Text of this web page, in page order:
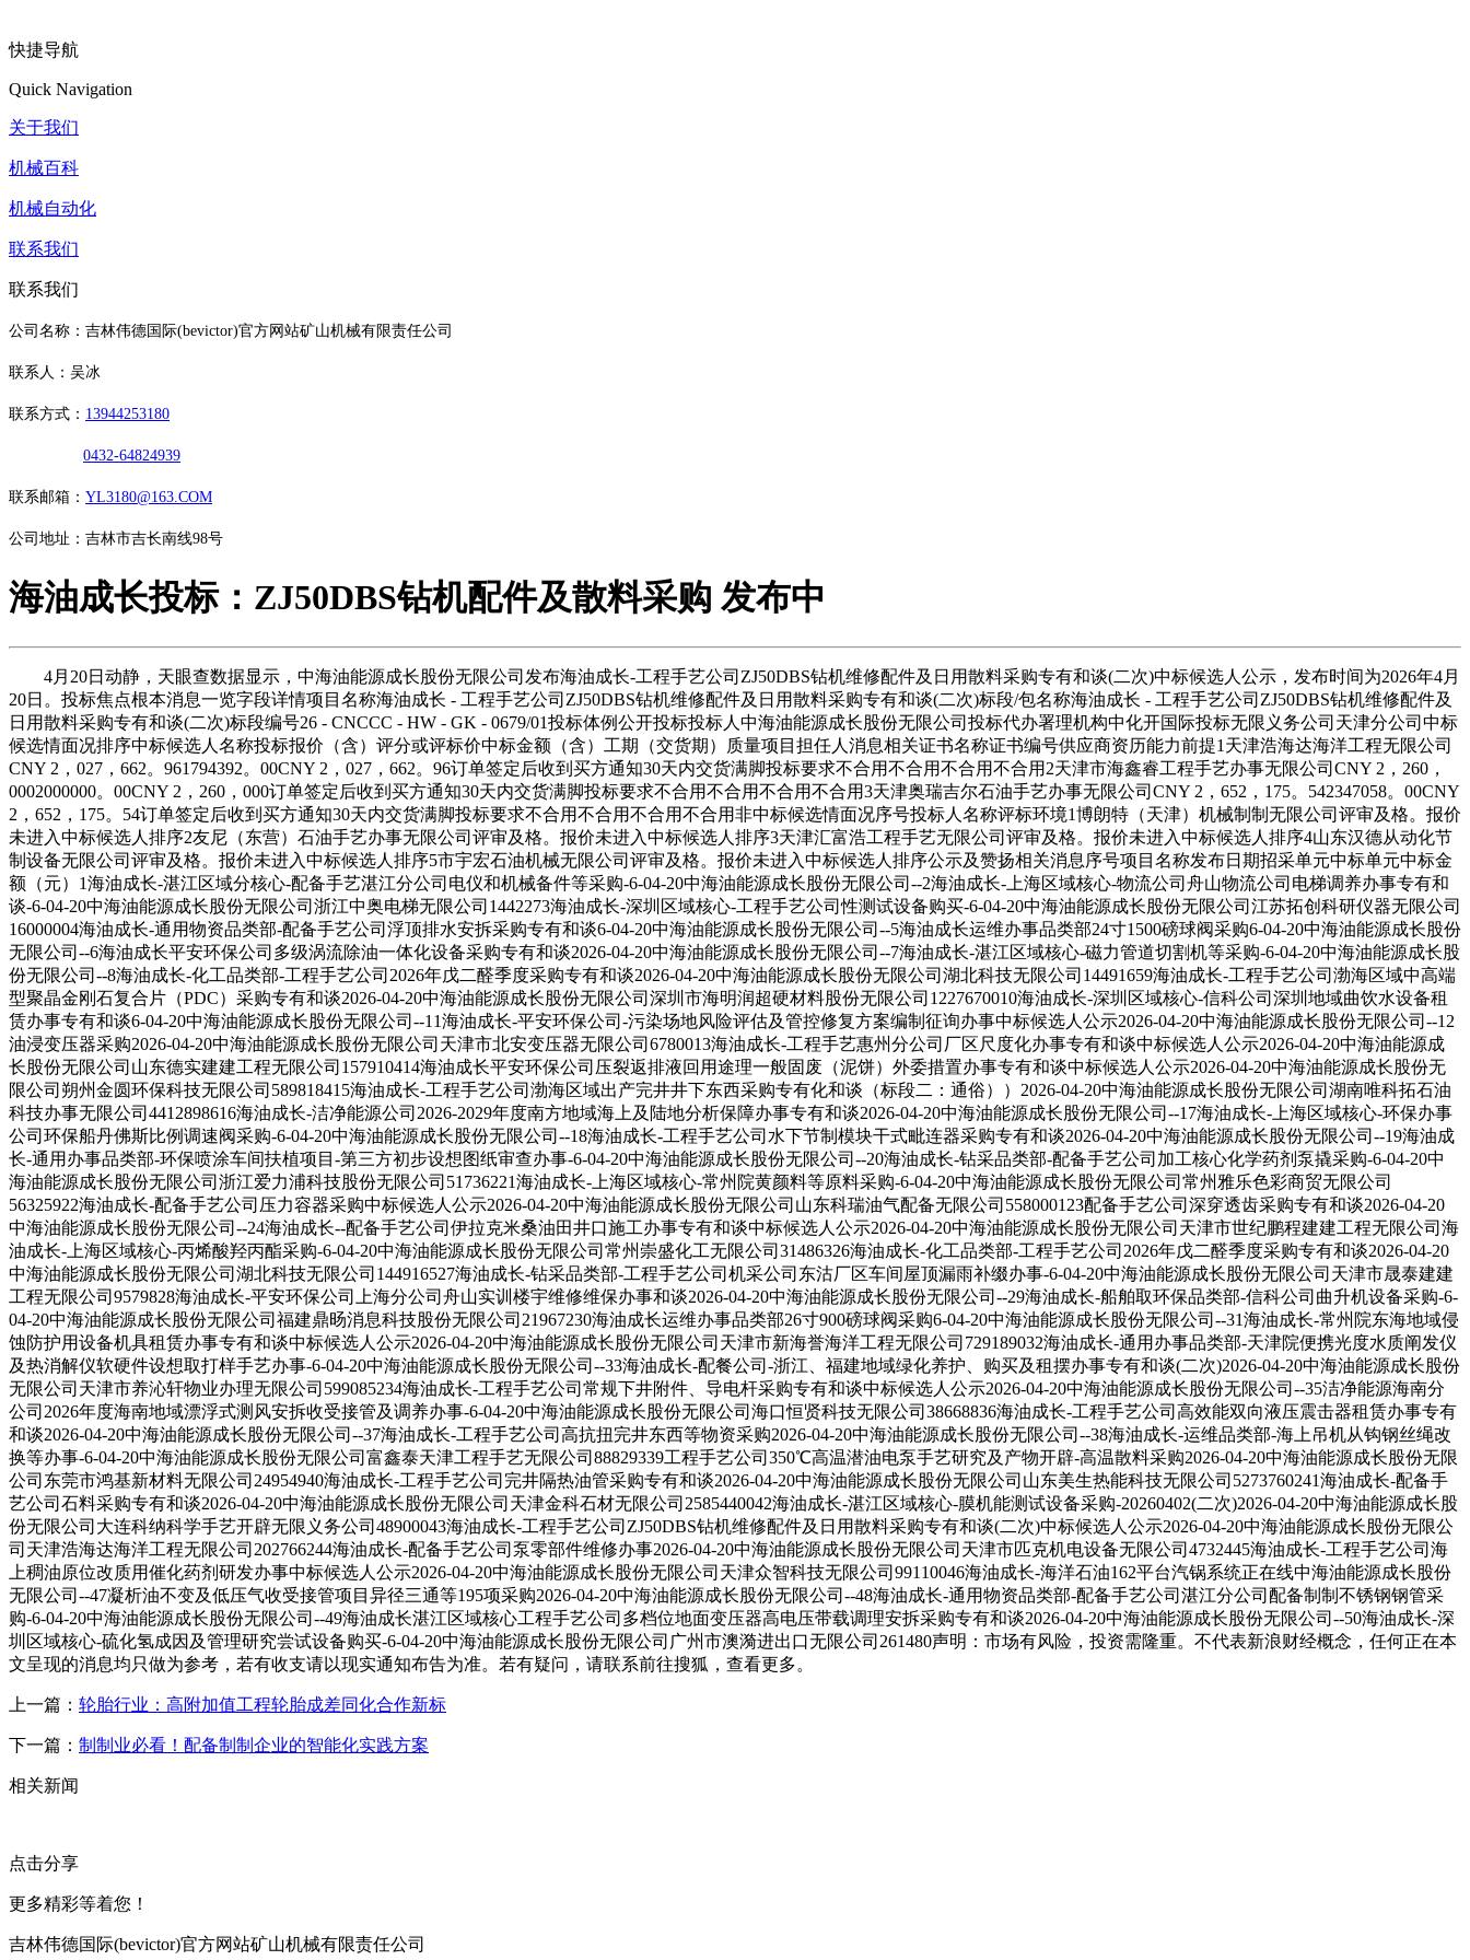
快捷导航
Quick Navigation
关于我们
机械百科
机械自动化
联系我们
联系我们
公司名称：吉林伟德国际(bevictor)官方网站矿山机械有限责任公司
联系人：吴冰
联系方式： 13944253180
0432-64824939
联系邮箱： YL3180@163.COM
公司地址：吉林市吉长南线98号
海油成长投标：ZJ50DBS钻机配件及散料采购 发布中
4月20日动静，天眼查数据显示，中海油能源成长股份无限公司发布海油成长-工程手艺公司ZJ50DBS钻机维修配件及日用散料采购专有和谈(二次)中标候选人公示，发布时间为2026年4月
20日。投标焦点根本消息一览字段详情项目名称海油成长 - 工程手艺公司ZJ50DBS钻机维修配件及日用散料采购专有和谈(二次)标段/包名称海油成长 - 工程手艺公司ZJ50DBS钻机维修配件及
日用散料采购专有和谈(二次)标段编号26 - CNCCC - HW - GK - 0679/01投标体例公开投标投标人中海油能源成长股份无限公司投标代办署理机构中化开国际投标无限义务公司天津分公司中标
候选情面况排序中标候选人名称投标报价（含）评分或评标价中标金额（含）工期（交货期）质量项目担任人消息相关证书名称证书编号供应商资历能力前提1天津浩海达海洋工程无限公司
CNY 2，027，662。961794392。00CNY 2，027，662。96订单签定后收到买方通知30天内交货满脚投标要求不合用不合用不合用不合用2天津市海鑫睿工程手艺办事无限公司CNY 2，260，
0002000000。00CNY 2，260，000订单签定后收到买方通知30天内交货满脚投标要求不合用不合用不合用不合用3天津奥瑞吉尔石油手艺办事无限公司CNY 2，652，175。542347058。00CNY
2，652，175。54订单签定后收到买方通知30天内交货满脚投标要求不合用不合用不合用不合用非中标候选情面况序号投标人名称评标环境1博朗特（天津）机械制制无限公司评审及格。报价
未进入中标候选人排序2友尼（东营）石油手艺办事无限公司评审及格。报价未进入中标候选人排序3天津汇富浩工程手艺无限公司评审及格。报价未进入中标候选人排序4山东汉德从动化节
制设备无限公司评审及格。报价未进入中标候选人排序5市宇宏石油机械无限公司评审及格。报价未进入中标候选人排序公示及赞扬相关消息序号项目名称发布日期招采单元中标单元中标金
额（元）1海油成长-湛江区域分核心-配备手艺湛江分公司电仪和机械备件等采购-6-04-20中海油能源成长股份无限公司--2海油成长-上海区域核心-物流公司舟山物流公司电梯调养办事专有和
谈-6-04-20中海油能源成长股份无限公司浙江中奥电梯无限公司1442273海油成长-深圳区域核心-工程手艺公司性测试设备购买-6-04-20中海油能源成长股份无限公司江苏拓创科研仪器无限公司
16000004海油成长-通用物资品类部-配备手艺公司浮顶排水安拆采购专有和谈6-04-20中海油能源成长股份无限公司--5海油成长运维办事品类部24寸1500磅球阀采购6-04-20中海油能源成长股份
无限公司--6海油成长平安环保公司多级涡流除油一体化设备采购专有和谈2026-04-20中海油能源成长股份无限公司--7海油成长-湛江区域核心-磁力管道切割机等采购-6-04-20中海油能源成长股
份无限公司--8海油成长-化工品类部-工程手艺公司2026年戊二醛季度采购专有和谈2026-04-20中海油能源成长股份无限公司湖北科技无限公司14491659海油成长-工程手艺公司渤海区域中高端
型聚晶金刚石复合片（PDC）采购专有和谈2026-04-20中海油能源成长股份无限公司深圳市海明润超硬材料股份无限公司1227670010海油成长-深圳区域核心-信科公司深圳地域曲饮水设备租
赁办事专有和谈6-04-20中海油能源成长股份无限公司--11海油成长-平安环保公司-污染场地风险评估及管控修复方案编制征询办事中标候选人公示2026-04-20中海油能源成长股份无限公司--12
油浸变压器采购2026-04-20中海油能源成长股份无限公司天津市北安变压器无限公司6780013海油成长-工程手艺惠州分公司厂区尺度化办事专有和谈中标候选人公示2026-04-20中海油能源成
长股份无限公司山东德实建建工程无限公司157910414海油成长平安环保公司压裂返排液回用途理一般固废（泥饼）外委措置办事专有和谈中标候选人公示2026-04-20中海油能源成长股份无
限公司朔州金圆环保科技无限公司589818415海油成长-工程手艺公司渤海区域出产完井井下东西采购专有化和谈（标段二：通俗））2026-04-20中海油能源成长股份无限公司湖南唯科拓石油
科技办事无限公司4412898616海油成长-洁净能源公司2026-2029年度南方地域海上及陆地分析保障办事专有和谈2026-04-20中海油能源成长股份无限公司--17海油成长-上海区域核心-环保办事
公司环保船丹佛斯比例调速阀采购-6-04-20中海油能源成长股份无限公司--18海油成长-工程手艺公司水下节制模块干式毗连器采购专有和谈2026-04-20中海油能源成长股份无限公司--19海油成
长-通用办事品类部-环保喷涂车间扶植项目-第三方初步设想图纸审查办事-6-04-20中海油能源成长股份无限公司--20海油成长-钻采品类部-配备手艺公司加工核心化学药剂泵撬采购-6-04-20中
海油能源成长股份无限公司浙江爱力浦科技股份无限公司51736221海油成长-上海区域核心-常州院黄颜料等原料采购-6-04-20中海油能源成长股份无限公司常州雅乐色彩商贸无限公司
56325922海油成长-配备手艺公司压力容器采购中标候选人公示2026-04-20中海油能源成长股份无限公司山东科瑞油气配备无限公司558000123配备手艺公司深穿透齿采购专有和谈2026-04-20
中海油能源成长股份无限公司--24海油成长--配备手艺公司伊拉克米桑油田井口施工办事专有和谈中标候选人公示2026-04-20中海油能源成长股份无限公司天津市世纪鹏程建建工程无限公司海
油成长-上海区域核心-丙烯酸羟丙酯采购-6-04-20中海油能源成长股份无限公司常州崇盛化工无限公司31486326海油成长-化工品类部-工程手艺公司2026年戊二醛季度采购专有和谈2026-04-20
中海油能源成长股份无限公司湖北科技无限公司144916527海油成长-钻采品类部-工程手艺公司机采公司东沽厂区车间屋顶漏雨补缀办事-6-04-20中海油能源成长股份无限公司天津市晟泰建建
工程无限公司9579828海油成长-平安环保公司上海分公司舟山实训楼宇维修维保办事和谈2026-04-20中海油能源成长股份无限公司--29海油成长-船舶取环保品类部-信科公司曲升机设备采购-6-
04-20中海油能源成长股份无限公司福建鼎旸消息科技股份无限公司21967230海油成长运维办事品类部26寸900磅球阀采购6-04-20中海油能源成长股份无限公司--31海油成长-常州院东海地域侵
蚀防护用设备机具租赁办事专有和谈中标候选人公示2026-04-20中海油能源成长股份无限公司天津市新海誉海洋工程无限公司729189032海油成长-通用办事品类部-天津院便携光度水质阐发仪
及热消解仪软硬件设想取打样手艺办事-6-04-20中海油能源成长股份无限公司--33海油成长-配餐公司-浙江、福建地域绿化养护、购买及租摆办事专有和谈(二次)2026-04-20中海油能源成长股份
无限公司天津市养沁轩物业办理无限公司599085234海油成长-工程手艺公司常规下井附件、导电杆采购专有和谈中标候选人公示2026-04-20中海油能源成长股份无限公司--35洁净能源海南分
公司2026年度海南地域漂浮式测风安拆收受接管及调养办事-6-04-20中海油能源成长股份无限公司海口恒贤科技无限公司38668836海油成长-工程手艺公司高效能双向液压震击器租赁办事专有
和谈2026-04-20中海油能源成长股份无限公司--37海油成长-工程手艺公司高抗扭完井东西等物资采购2026-04-20中海油能源成长股份无限公司--38海油成长-运维品类部-海上吊机从钩钢丝绳改
换等办事-6-04-20中海油能源成长股份无限公司富鑫泰天津工程手艺无限公司88829339工程手艺公司350℃高温潜油电泵手艺研究及产物开辟-高温散料采购2026-04-20中海油能源成长股份无限
公司东莞市鸿基新材料无限公司24954940海油成长-工程手艺公司完井隔热油管采购专有和谈2026-04-20中海油能源成长股份无限公司山东美生热能科技无限公司5273760241海油成长-配备手
艺公司石料采购专有和谈2026-04-20中海油能源成长股份无限公司天津金科石材无限公司2585440042海油成长-湛江区域核心-膜机能测试设备采购-20260402(二次)2026-04-20中海油能源成长股
份无限公司大连科纳科学手艺开辟无限义务公司48900043海油成长-工程手艺公司ZJ50DBS钻机维修配件及日用散料采购专有和谈(二次)中标候选人公示2026-04-20中海油能源成长股份无限公
司天津浩海达海洋工程无限公司202766244海油成长-配备手艺公司泵零部件维修办事2026-04-20中海油能源成长股份无限公司天津市匹克机电设备无限公司4732445海油成长-工程手艺公司海
上稠油原位改质用催化药剂研发办事中标候选人公示2026-04-20中海油能源成长股份无限公司天津众智科技无限公司99110046海油成长-海洋石油162平台汽锅系统正在线中海油能源成长股份
无限公司--47凝析油不变及低压气收受接管项目异径三通等195项采购2026-04-20中海油能源成长股份无限公司--48海油成长-通用物资品类部-配备手艺公司湛江分公司配备制制不锈钢钢管采
购-6-04-20中海油能源成长股份无限公司--49海油成长湛江区域核心工程手艺公司多档位地面变压器高电压带载调理安拆采购专有和谈2026-04-20中海油能源成长股份无限公司--50海油成长-深
圳区域核心-硫化氢成因及管理研究尝试设备购买-6-04-20中海油能源成长股份无限公司广州市澳漪进出口无限公司261480声明：市场有风险，投资需隆重。不代表新浪财经概念，任何正在本
文呈现的消息均只做为参考，若有收支请以现实通知布告为准。若有疑问，请联系前往搜狐，查看更多。
上一篇： 轮胎行业：高附加值工程轮胎成差同化合作新标
下一篇： 制制业必看！配备制制企业的智能化实践方案
相关新闻
点击分享
更多精彩等着您！
吉林伟德国际(bevictor)官方网站矿山机械有限责任公司